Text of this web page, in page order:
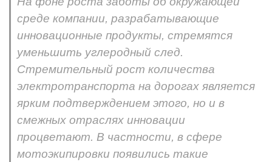
среде компании, разрабатывающие
инновационные продукты, стремятся
уменьшить углеродный след.
Стремительный рост количества
электротранспорта на дорогах является
ярким подтверждением этого, но и в
смежных отраслях инновации
процветают. В частности, в сфере
мотоэкипировки появились такие